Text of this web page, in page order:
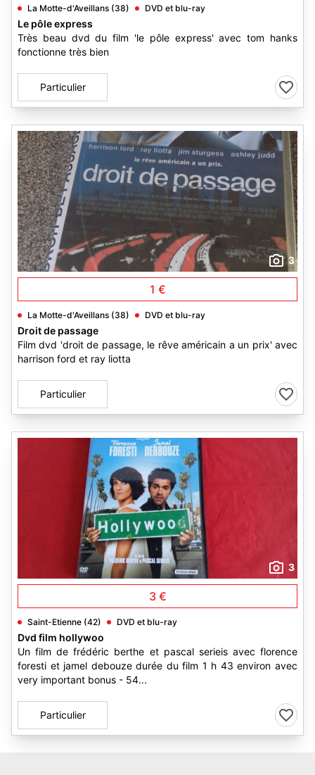
La Motte-d'Aveillans (38) DVD et blu-ray
Le pôle express
Très beau dvd du film 'le pôle express' avec tom hanks
fonctionne très bien
Particulier
3
1 €
La Motte-d'Aveillans (38) DVD et blu-ray
Droit de passage
Film dvd 'droit de passage, le rêve américain a un prix' avec
harrison ford et ray liotta
Particulier
3
3 €
Saint-Etienne (42) DVD et blu-ray
Dvd film hollywoo
Un film de frédéric berthe et pascal serieis avec florence
foresti et jamel debouze durée du film 1 h 43 environ avec
very important bonus - 54...
Particulier